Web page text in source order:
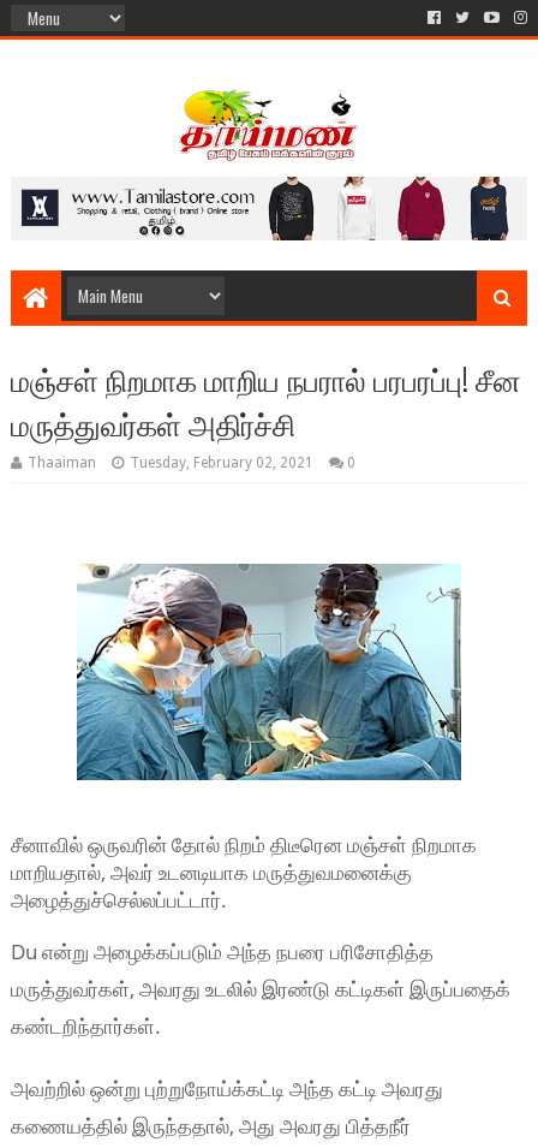
மஞ்சள் நிறமாக மாறிய நபரால் பரபரப்பு! சீன
மருத்துவர்கள் அதிர்ச்சி
Thaaiman Tuesday, February 02, 2021 0
சீனாவில் ஒருவரின் தோல் நிறம் திடீரென மஞ்சள் நிறமாக
மாறியதால், அவர் உடனடியாக மருத்துவமனைக்கு
அழைத்துச்செல்லப்பட்டார்.
Du என்று அழைக்கப்படும் அந்த நபரை பரிசோதித்த
மருத்துவர்கள், அவரது உடலில் இரண்டு கட்டிகள் இருப்பதைக்
கண்டறிந்தார்கள்.
அவற்றில் ஒன்று புற்றுநோய்க்கட்டி அந்த கட்டி அவரது
கணையத்தில் இருந்ததால், அது அவரது பித்தநீர்